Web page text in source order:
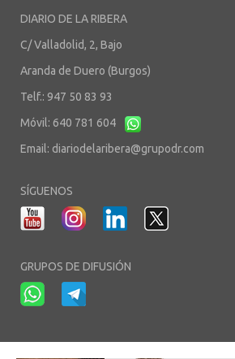
DIARIO DE LA RIBERA
C/ Valladolid, 2, Bajo
Aranda de Duero (Burgos)
Telf.: 947 50 83 93
Móvil: 640 781 604
Email: diariodelaribera@grupodr.com
SÍGUENOS
GRUPOS DE DIFUSIÓN